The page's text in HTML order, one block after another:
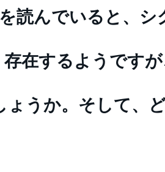
読んでいると、
在するようです
うか。そして、